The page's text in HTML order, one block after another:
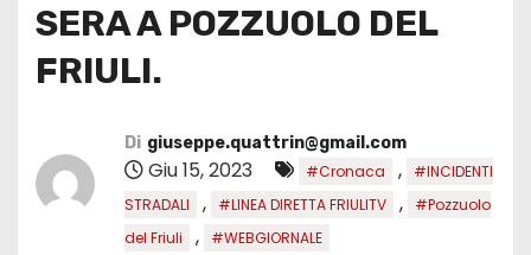
SERA A POZZUOLO DEL
FRIULI.
Di giuseppe.quattrin@gmail.com
Giu 15, 2023 #Cronaca ,
#INCIDENTI
STRADALI
, #LINEA DIRETTA FRIULITV ,
#Pozzuolo
del Friuli
, #WEBGIORNALE